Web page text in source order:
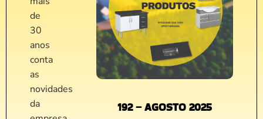
de
30
anos
conta
as
novidades
da
192 – AGOSTO 2025